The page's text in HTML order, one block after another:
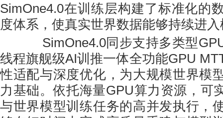
SimOne4.0在训练层构建了标准化的
度体系，使真实世界数据能够持续进
SimOne4.0同步支持多类型
线程旗舰级AI训推一体全功能GPU
性适配与深度优化，为大规模世界模
力基础。依托海量GPU算力资源，可
与世界模型训练任务的高并发执行，